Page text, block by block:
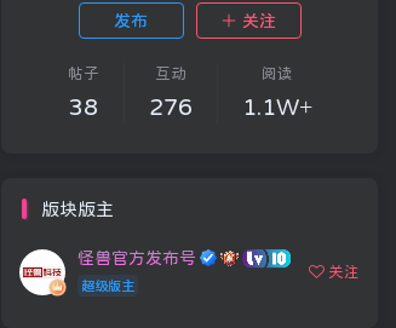
发布 关注
帖子
38
互动
276
阅读
1.1W+
版块版主
怪兽官方发布号
超级版主
关注